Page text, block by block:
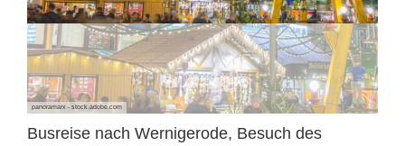
panoramarx - stock.adobe.com
Busreise nach Wernigerode, Besuch des